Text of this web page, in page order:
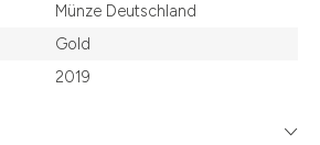
Münze Deutschland
Gold
2019